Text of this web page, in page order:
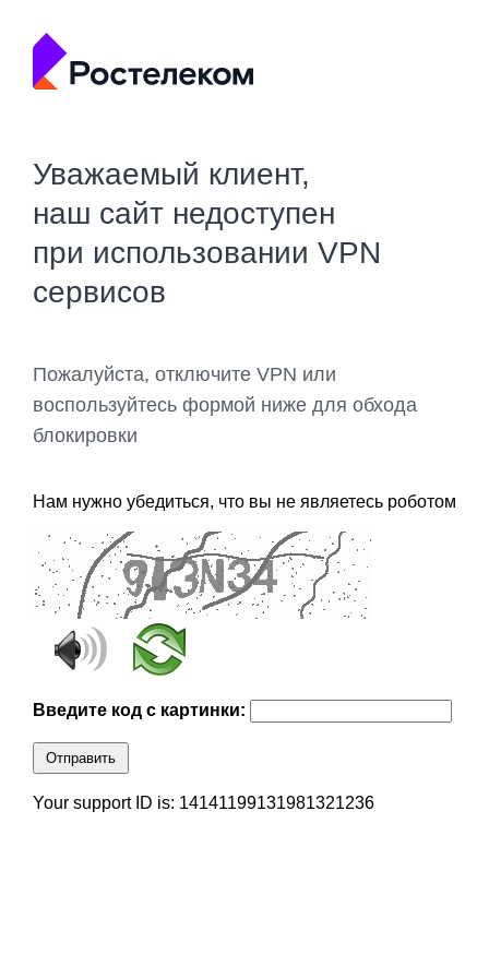
Уважаемый клиент,
наш сайт недоступен
при использовании VPN
сервисов
Пожалуйста, отключите VPN или
воспользуйтесь формой ниже для обхода
блокировки
Нам нужно убедиться, что вы не являетесь роботом
Введите код с картинки:
Отправить
Your support ID is: 14141199131981321236